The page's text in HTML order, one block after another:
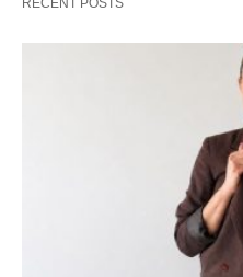
RECENT POSTS